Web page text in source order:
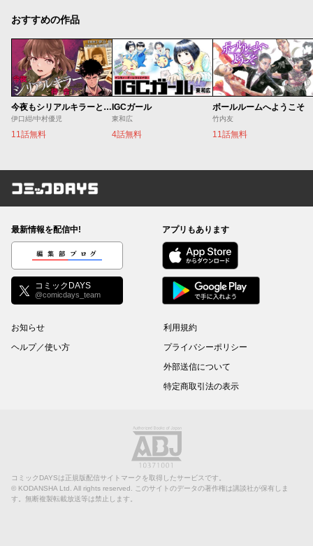
おすすめの作品
今夜もシリアルキラーと待ち合わせ
伊口紺/中村優児
11話無料
IGCガール
東和広
4話無料
ボールルームへようこそ
竹内友
11話無料
コミックDAYS
最新情報を配信中!
編集部ブログ
コミックDAYS
@comicdays_team
アプリもあります
お知らせ
ヘルプ／使い方
利用規約
プライバシーポリシー
外部送信について
特定商取引法の表示
コミックDAYSは正規版配信サイトマークを取得したサービスです。
© KODANSHA Ltd. All rights reserved. このサイトのデータの著作権は講談社が保有しま
す。無断複製転載放送等は禁止します。